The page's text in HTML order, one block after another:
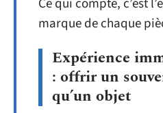
marque de chaque
Expérience
: offrir un
qu’un objet